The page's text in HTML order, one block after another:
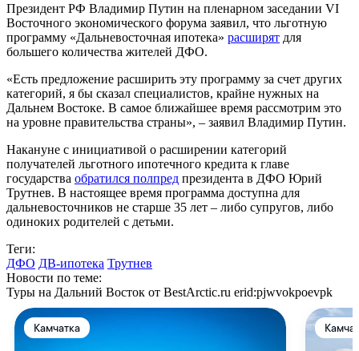
Президент РФ Владимир Путин на пленарном заседании VI
Восточного экономического форума заявил, что льготную
программу «Дальневосточная ипотека» расширят для
большего количества жителей ДФО.
«Есть предложение расширить эту программу за счет других
категорий, я бы сказал специалистов, крайне нужных на
Дальнем Востоке. В самое ближайшее время рассмотрим это
на уровне правительства страны», – заявил Владимир Путин.
Накануне с инициативой о расширении категорий
получателей льготного ипотечного кредита к главе
государства обратился полпред президента в ДФО Юрий
Трутнев. В настоящее время программа доступна для
дальневосточников не старше 35 лет – либо супругов, либо
одиноких родителей с детьми.
Теги:
ДФО ДВ-ипотека Трутнев
Новости по теме:
Туры на Дальний Восток от BestArctic.ru erid:pjwvokpoevpk